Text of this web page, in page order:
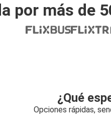
por más de
¿Qué
Opciones rápidas,